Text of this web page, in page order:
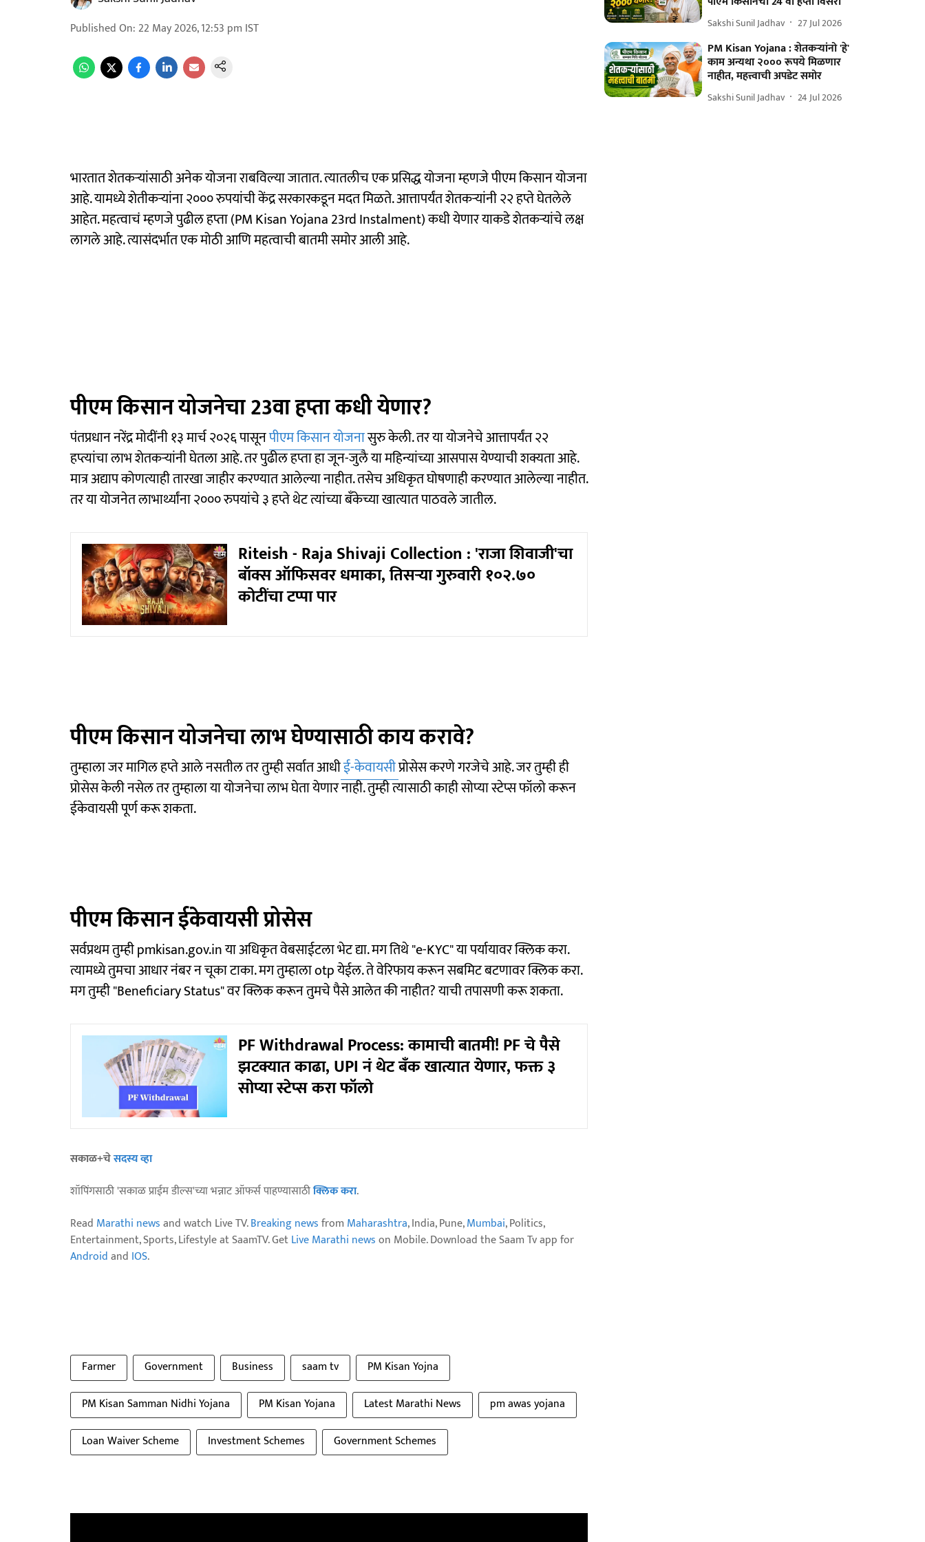
Published On: 22 May 2026, 12:53 pm IST
भारतात शेतकऱ्यांसाठी अनेक योजना राबविल्या जातात. त्यातलीच एक प्रसिद्ध योजना म्हणजे पीएम किसान योजना
आहे. यामध्ये शेतीकऱ्यांना २००० रुपयांची केंद्र सरकारकडून मदत मिळते. आत्तापर्यंत शेतकऱ्यांनी २२ हप्ते घेतलेले
आहेत. महत्वाचं म्हणजे पुढील हप्ता (PM Kisan Yojana 23rd Instalment) कधी येणार याकडे शेतकऱ्यांचे लक्ष
लागले आहे. त्यासंदर्भात एक मोठी आणि महत्वाची बातमी समोर आली आहे.
पीएम किसान योजनेचा 23वा हप्ता कधी येणार?
पंतप्रधान नरेंद्र मोदींनी १३ मार्च २०२६ पासूनपीएम किसान योजनासुरु केली. तर या योजनेचे आत्तापर्यंत २२
हप्त्यांचा लाभ शेतकऱ्यांनी घेतला आहे. तर पुढील हप्ता हा जून-जुलै या महिन्यांच्या आसपास येण्याची शक्यता आहे.
मात्र अद्याप कोणत्याही तारखा जाहीर करण्यात आलेल्या नाहीत. तसेच अधिकृत घोषणाही करण्यात आलेल्या नाहीत.
तर या योजनेत लाभार्थ्यांना २००० रुपयांचे ३ हप्ते थेट त्यांच्या बॅंकेच्या खात्यात पाठवले जातील.
Riteish - Raja Shivaji Collection : 'राजा शिवाजी'चा
बॉक्स ऑफिसवर धमाका, तिसऱ्या गुरुवारी १०२.७०
कोटींचा टप्पा पार
पीएम किसान योजनेचा लाभ घेण्यासाठी काय करावे?
तुम्हाला जर मागिल हप्ते आले नसतील तर तुम्ही सर्वात आधीई-केवायसीप्रोसेस करणे गरजेचे आहे. जर तुम्ही ही
प्रोसेस केली नसेल तर तुम्हाला या योजनेचा लाभ घेता येणार नाही. तुम्ही त्यासाठी काही सोप्या स्टेप्स फॉलो करून
ईकेवायसी पूर्ण करू शकता.
पीएम किसान ईकेवायसी प्रोसेस
सर्वप्रथम तुम्ही pmkisan.gov.in या अधिकृत वेबसाईटला भेट द्या. मग तिथे "e-KYC" या पर्यायावर क्लिक करा.
त्यामध्ये तुमचा आधार नंबर न चूका टाका. मग तुम्हाला otp येईल. ते वेरिफाय करून सबमिट बटणावर क्लिक करा.
मग तुम्ही "Beneficiary Status" वर क्लिक करून तुमचे पैसे आलेत की नाहीत? याची तपासणी करू शकता.
PF Withdrawal Process: कामाची बातमी! PF चे पैसे
झटक्यात काढा, UPI नं थेट बँक खात्यात येणार, फक्त ३
सोप्या स्टेप्स करा फॉलो
सकाळ+चेसदस्य व्हा
शॉपिंगसाठी 'सकाळ प्राईम डील्स'च्या भन्नाट ऑफर्स पाहण्यासाठीक्लिक करा.
Read Marathi newsand watch Live TV.Breaking newsfrom Maharashtra, India, Pune,Mumbai, Politics,
Entertainment, Sports, Lifestyle at SaamTV. GetLive Marathi newson Mobile. Download the Saam Tv app for
Androidand IOS.
Farmer Government Business saam tv
PM Kisan Yojna
PM Kisan Samman Nidhi Yojana
PM Kisan Yojana Latest Marathi News
pm awas yojana
Loan Waiver Scheme
Investment Schemes Government Schemes
Sakshi Sunil Jadhav 27 Jul 2026
PM Kisan Yojana : शेतकऱ्यांनो 'हे'
काम अन्यथा २००० रूपये मिळणार
नाहीत, महत्त्वाची अपडेट समोर
Sakshi Sunil Jadhav 24 Jul 2026